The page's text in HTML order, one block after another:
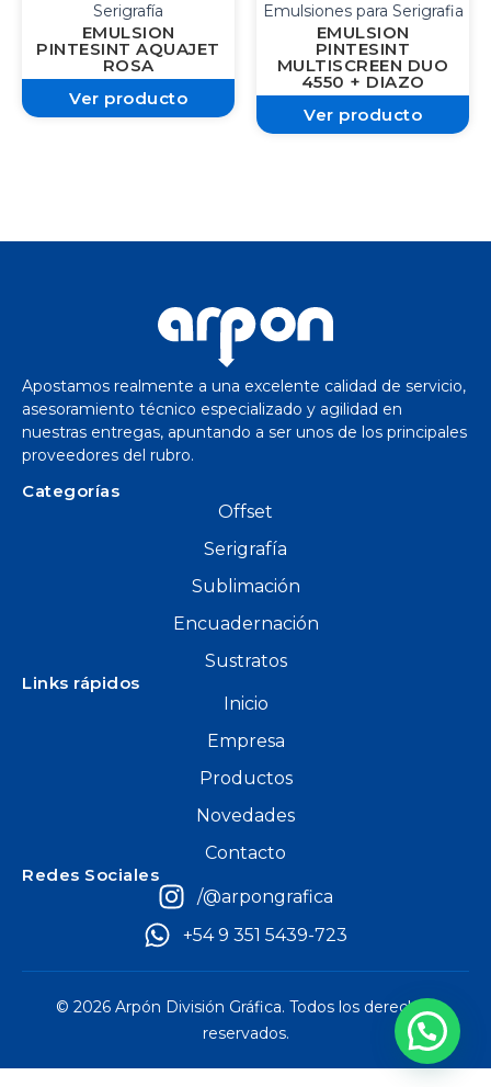
Serigrafía
EMULSION
PINTESINT AQUAJET
ROSA
Ver producto
Emulsiones para Serigrafia
EMULSION
PINTESINT
MULTISCREEN DUO
4550 + DIAZO
Ver producto
Apostamos realmente a una excelente calidad de servicio,
asesoramiento técnico especializado y agilidad en
nuestras entregas, apuntando a ser unos de los principales
proveedores del rubro.
Categorías
Offset
Serigrafía
Sublimación
Encuadernación
Sustratos
Links rápidos
Inicio
Empresa
Productos
Novedades
Contacto
Redes Sociales
/@arpongrafica
+54 9 351 5439-723
© 2026 Arpón División Gráfica. Todos los derechos
reservados.